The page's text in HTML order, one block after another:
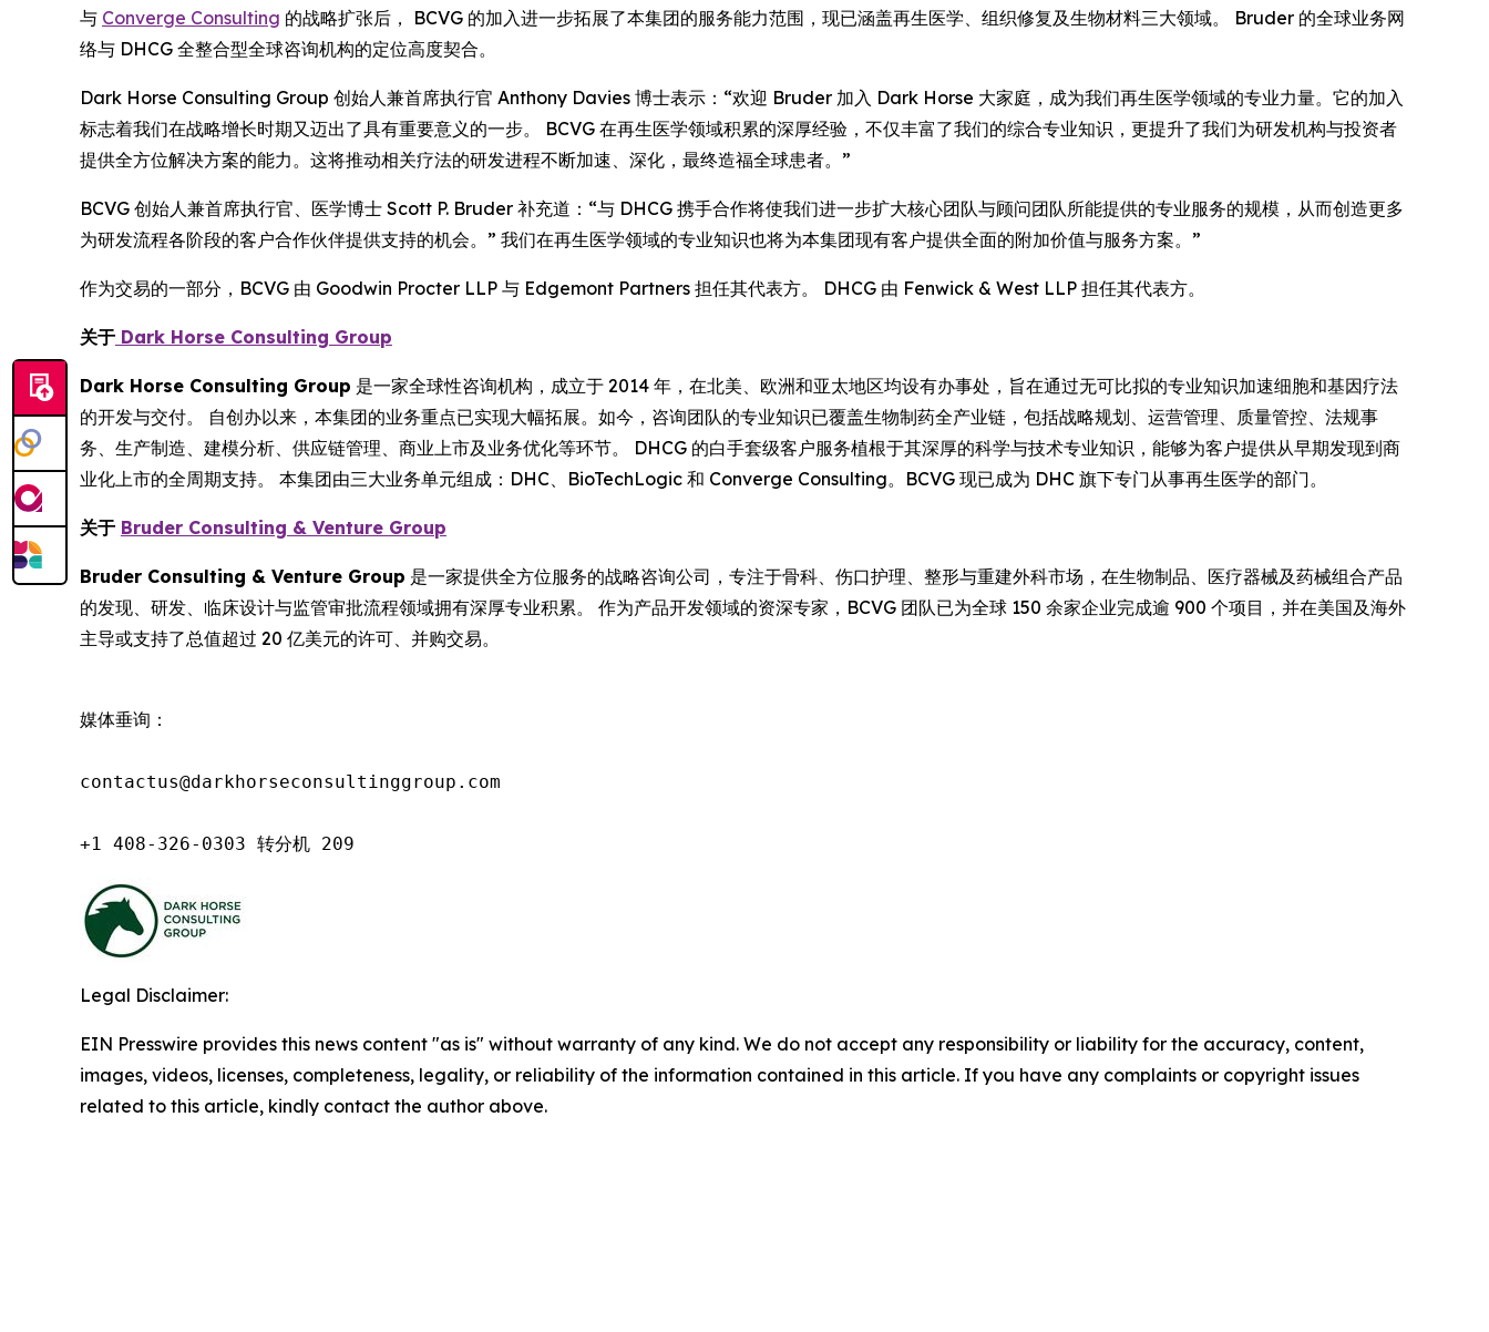
与 Converge Consulting 的战略扩张后， BCVG 的加入进一步拓展了本集团的服务能力范围，现已涵盖再生医学、组织修复及生物材料三大领域。 Bruder 的全球业务网
络与 DHCG 全整合型全球咨询机构的定位高度契合。
Dark Horse Consulting Group 创始人兼首席执行官 Anthony Davies 博士表示：“欢迎 Bruder 加入 Dark Horse 大家庭，成为我们再生医学领域的专业力量。它的加入
标志着我们在战略增长时期又迈出了具有重要意义的一步。 BCVG 在再生医学领域积累的深厚经验，不仅丰富了我们的综合专业知识，更提升了我们为研发机构与投资者
提供全方位解决方案的能力。这将推动相关疗法的研发进程不断加速、深化，最终造福全球患者。”
BCVG 创始人兼首席执行官、医学博士 Scott P. Bruder 补充道：“与 DHCG 携手合作将使我们进一步扩大核心团队与顾问团队所能提供的专业服务的规模，从而创造更多
为研发流程各阶段的客户合作伙伴提供支持的机会。” 我们在再生医学领域的专业知识也将为本集团现有客户提供全面的附加价值与服务方案。”
作为交易的一部分，BCVG 由 Goodwin Procter LLP 与 Edgemont Partners 担任其代表方。 DHCG 由 Fenwick & West LLP 担任其代表方。
关于 Dark Horse Consulting Group
Dark Horse Consulting Group 是一家全球性咨询机构，成立于 2014 年，在北美、欧洲和亚太地区均设有办事处，旨在通过无可比拟的专业知识加速细胞和基因疗法
的开发与交付。 自创办以来，本集团的业务重点已实现大幅拓展。如今，咨询团队的专业知识已覆盖生物制药全产业链，包括战略规划、运营管理、质量管控、法规事
务、生产制造、建模分析、供应链管理、商业上市及业务优化等环节。 DHCG 的白手套级客户服务植根于其深厚的科学与技术专业知识，能够为客户提供从早期发现到商
业化上市的全周期支持。 本集团由三大业务单元组成：DHC、BioTechLogic 和 Converge Consulting。BCVG 现已成为 DHC 旗下专门从事再生医学的部门。
关于 Bruder Consulting & Venture Group
Bruder Consulting & Venture Group 是一家提供全方位服务的战略咨询公司，专注于骨科、伤口护理、整形与重建外科市场，在生物制品、医疗器械及药械组合产品
的发现、研发、临床设计与监管审批流程领域拥有深厚专业积累。 作为产品开发领域的资深专家，BCVG 团队已为全球 150 余家企业完成逾 900 个项目，并在美国及海外
主导或支持了总值超过 20 亿美元的许可、并购交易。
媒体垂询：
contactus@darkhorseconsultinggroup.com
+1 408-326-0303 转分机 209
Legal Disclaimer:
EIN Presswire provides this news content "as is" without warranty of any kind. We do not accept any responsibility or liability for the accuracy, content,
images, videos, licenses, completeness, legality, or reliability of the information contained in this article. If you have any complaints or copyright issues
related to this article, kindly contact the author above.